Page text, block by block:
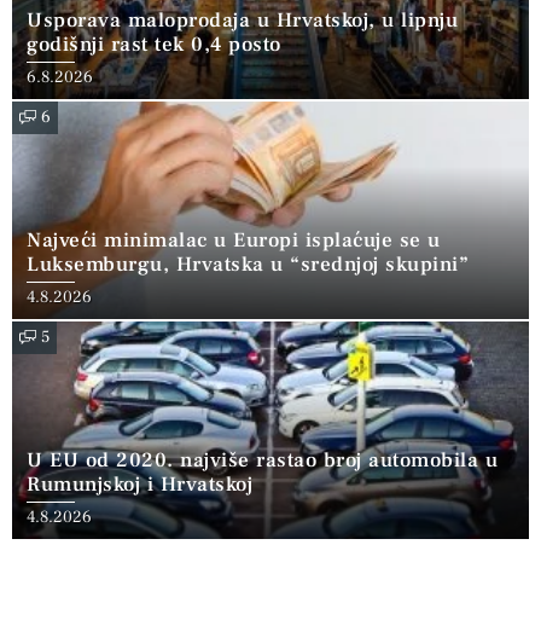
Usporava maloprodaja u Hrvatskoj, u lipnju
godišnji rast tek 0,4 posto
6.8.2026
6
Najveći minimalac u Europi isplaćuje se u
Luksemburgu, Hrvatska u “srednjoj skupini”
4.8.2026
5
U EU od 2020. najviše rastao broj automobila u
Rumunjskoj i Hrvatskoj
4.8.2026